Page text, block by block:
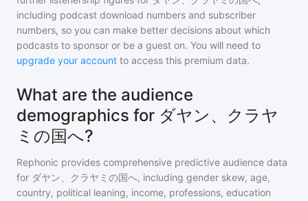
including podcast download numbers and subscriber
numbers, so you can make better decisions about which
podcasts to sponsor or be a guest on. You will need to
upgrade your account to access this premium data.
What are the audience
demographics for ダヤン、クラヤ
ミの国へ?
Rephonic provides comprehensive predictive audience data
for ダヤン、クラヤミの国へ, including gender skew, age,
country, political leaning, income, professions, education